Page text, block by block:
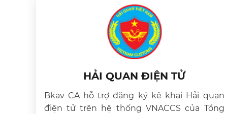
HẢI QUAN ĐIỆN TỬ
Bkav CA hỗ trợ đăng ký kê khai Hải quan
điện tử trên hệ thống VNACCS của Tổng